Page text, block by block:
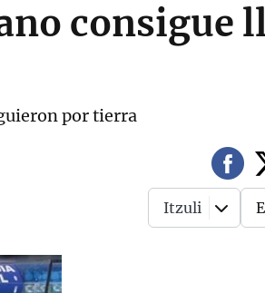
consigue
por tierra
Itzuli